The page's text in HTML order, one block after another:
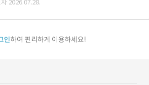
2026.07.28.
인하여 편리하게 이용하세요!